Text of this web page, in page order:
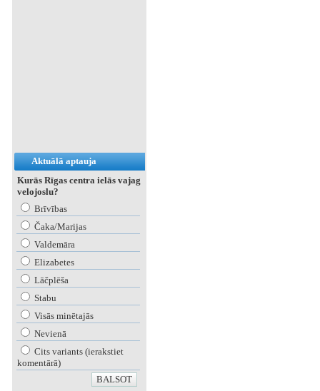
Aktuālā aptauja
Kurās Rīgas centra ielās vajag
velojoslu?
Brīvības
Čaka/Marijas
Valdemāra
Elizabetes
Lāčplēša
Stabu
Visās minētajās
Nevienā
Cits variants (ierakstiet
komentārā)